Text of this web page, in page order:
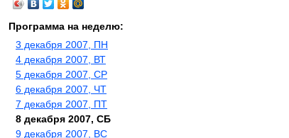
Программа на неделю:
3 декабря 2007, ПН
4 декабря 2007, ВТ
5 декабря 2007, СР
6 декабря 2007, ЧТ
7 декабря 2007, ПТ
8 декабря 2007, СБ
9 декабря 2007, ВС